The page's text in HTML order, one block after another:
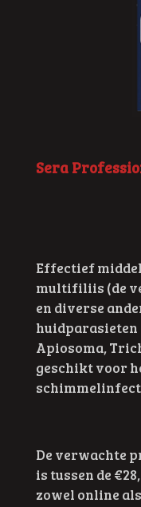
Sera
Effectief
multifiliis (de
en diverse
huidparasieten
Apiosoma,
geschikt voor
De verwachte
is tussen de
zowel online